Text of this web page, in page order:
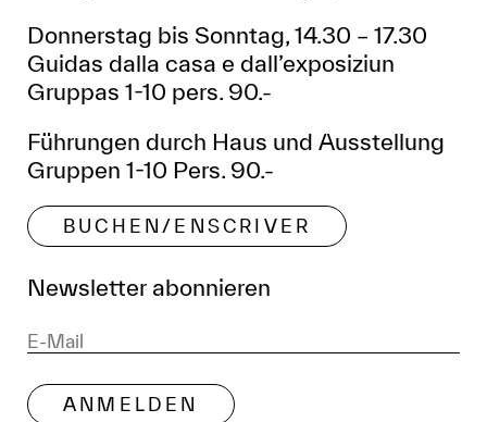
Donnerstag bis Sonntag, 14.30 – 17.30
Guidas dalla casa e dall’exposiziun
Gruppas 1-10 pers. 90.-
Führungen durch Haus und Ausstellung
Gruppen 1-10 Pers. 90.-
BUCHEN/ENSCRIVER
Newsletter abonnieren